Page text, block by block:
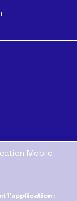
Mobile
l'application :